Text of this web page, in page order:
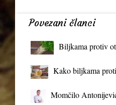
Povezani članci
Biljkama protiv
Kako biljkama
Momčilo